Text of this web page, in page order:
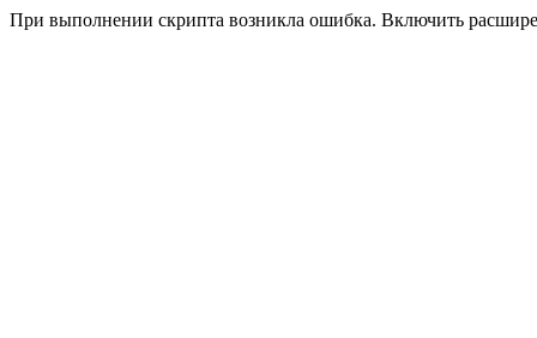
При выполнении скрипта возникла ошибка. Включить